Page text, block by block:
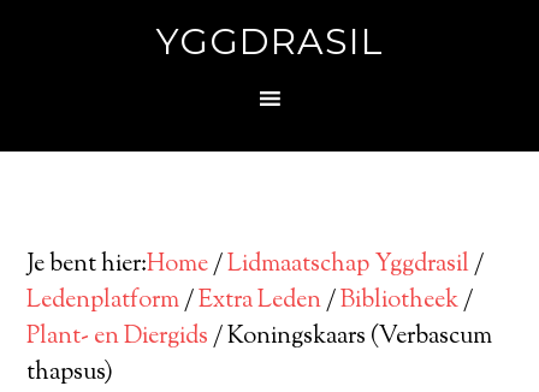
YGGDRASIL
Je bent hier:Home/Lidmaatschap Yggdrasil/
Ledenplatform/Extra Leden/Bibliotheek/
Plant- en Diergids/Koningskaars (Verbascum
thapsus)